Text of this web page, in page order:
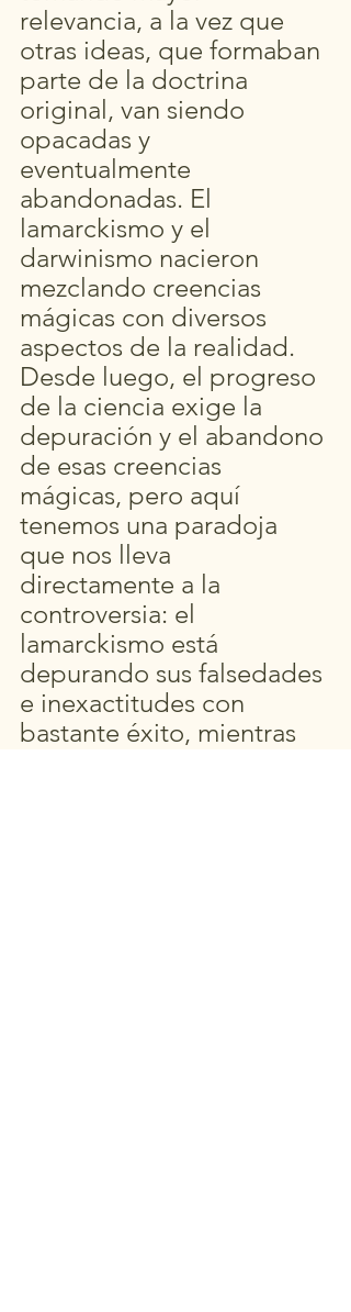
relevancia, a la vez que
otras ideas, que formaban
parte de la doctrina
original, van siendo
opacadas y
eventualmente
abandonadas. El
lamarckismo y el
darwinismo nacieron
mezclando creencias
mágicas con diversos
aspectos de la realidad.
Desde luego, el progreso
de la ciencia exige la
depuración y el abandono
de esas creencias
mágicas, pero aquí
tenemos una paradoja
que nos lleva
directamente a la
controversia: el
lamarckismo está
depurando sus falsedades
e inexactitudes con
bastante éxito, mientras